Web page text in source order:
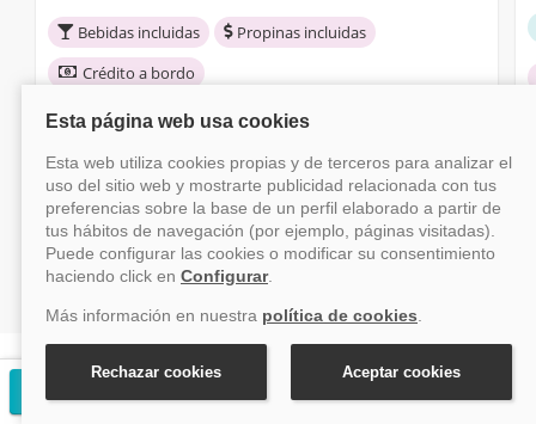
Bebidas incluidas
Propinas incluidas
Crédito a bordo
499€
+ tasas
Ver crucero
¿Por qué reservar con Vayacruceros?